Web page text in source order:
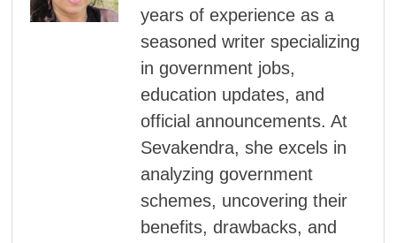
years of experience as a
seasoned writer specializing
in government jobs,
education updates, and
official announcements. At
Sevakendra, she excels in
analyzing government
schemes, uncovering their
benefits, drawbacks, and